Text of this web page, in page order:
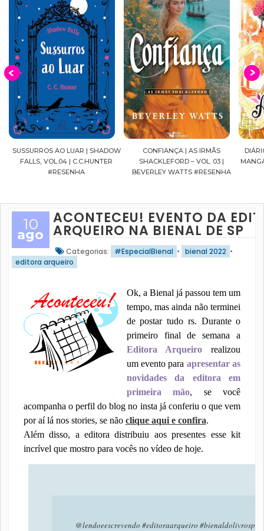
SUSSURROS AO LUAR | SHADOW
FALLS, VOL.04 | C.C.HUNTER
#RESENHA
CONFIANÇA | AS IRMÃS
SHACKLEFORD – VOL. 03 |
BEVERLEY WATTS #RESENHA
10
ago
ACONTECEU! EVENTO DA
ARQUEIRO NA BIENAL DE SP
Categorias: #EspecialBienal • bienal 2022 •
editora arqueiro
Ok, a Bienal já passou tem um
tempo, mas ainda não terminei
de postar tudo rs. Durante o
primeiro final de semana a
Editora Arqueiro realizou
um evento para apresentar as
novidades da editora em
primeira mão, se você
acompanha o perfil do blog no insta já conferiu o que vem
por aí lá nos stories, se não clique aqui e confira.
Além disso, a editora distribuiu aos presentes esse kit
incrível que mostro para vocês no vídeo de hoje.
@lendoeescrevendo #editoraarqueiro #bienaldolivrosp